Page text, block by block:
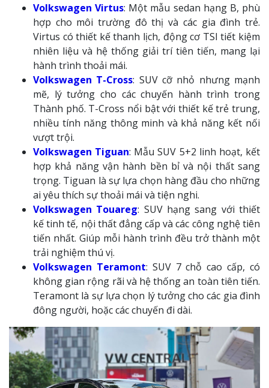
Volkswagen Virtus: Một mẫu sedan hạng B, phù
hợp cho môi trường đô thị và các gia đình trẻ.
Virtus có thiết kế thanh lịch, động cơ TSI tiết kiệm
nhiên liệu và hệ thống giải trí tiên tiến, mang lại
hành trình thoải mái.
Volkswagen T-Cross: SUV cỡ nhỏ nhưng mạnh
mẽ, lý tưởng cho các chuyến hành trình trong
Thành phố. T-Cross nổi bật với thiết kế trẻ trung,
nhiều tính năng thông minh và khả năng kết nối
vượt trội.
Volkswagen Tiguan: Mẫu SUV 5+2 linh hoạt, kết
hợp khả năng vận hành bền bỉ và nội thất sang
trọng. Tiguan là sự lựa chọn hàng đầu cho những
ai yêu thích sự thoải mái và tiện nghi.
Volkswagen Touareg: SUV hạng sang với thiết
kế tinh tế, nội thất đẳng cấp và các công nghệ tiên
tiến nhất. Giúp mỗi hành trình đều trở thành một
trải nghiệm thú vị.
Volkswagen Teramont: SUV 7 chỗ cao cấp, có
không gian rộng rãi và hệ thống an toàn tiên tiến.
Teramont là sự lựa chọn lý tưởng cho các gia đình
đông người, hoặc các chuyến đi dài.